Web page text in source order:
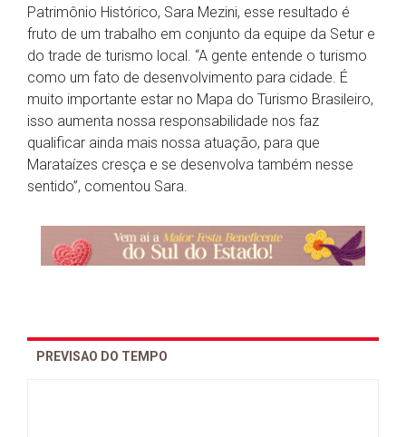
Patrimônio Histórico, Sara Mezini, esse resultado é
fruto de um trabalho em conjunto da equipe da Setur e
do trade de turismo local. “A gente entende o turismo
como um fato de desenvolvimento para cidade. É
muito importante estar no Mapa do Turismo Brasileiro,
isso aumenta nossa responsabilidade nos faz
qualificar ainda mais nossa atuação, para que
Marataízes cresça e se desenvolva também nesse
sentido”, comentou Sara.
PREVISAO DO TEMPO